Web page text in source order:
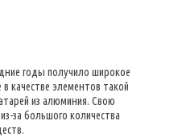
годы получило широкое
качестве элементов такой
из алюминия. Свою
за большого количества